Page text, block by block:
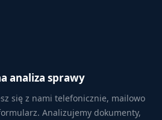
analiza sprawy
się z nami telefonicznie, mailowo
Analizujemy dokumenty,